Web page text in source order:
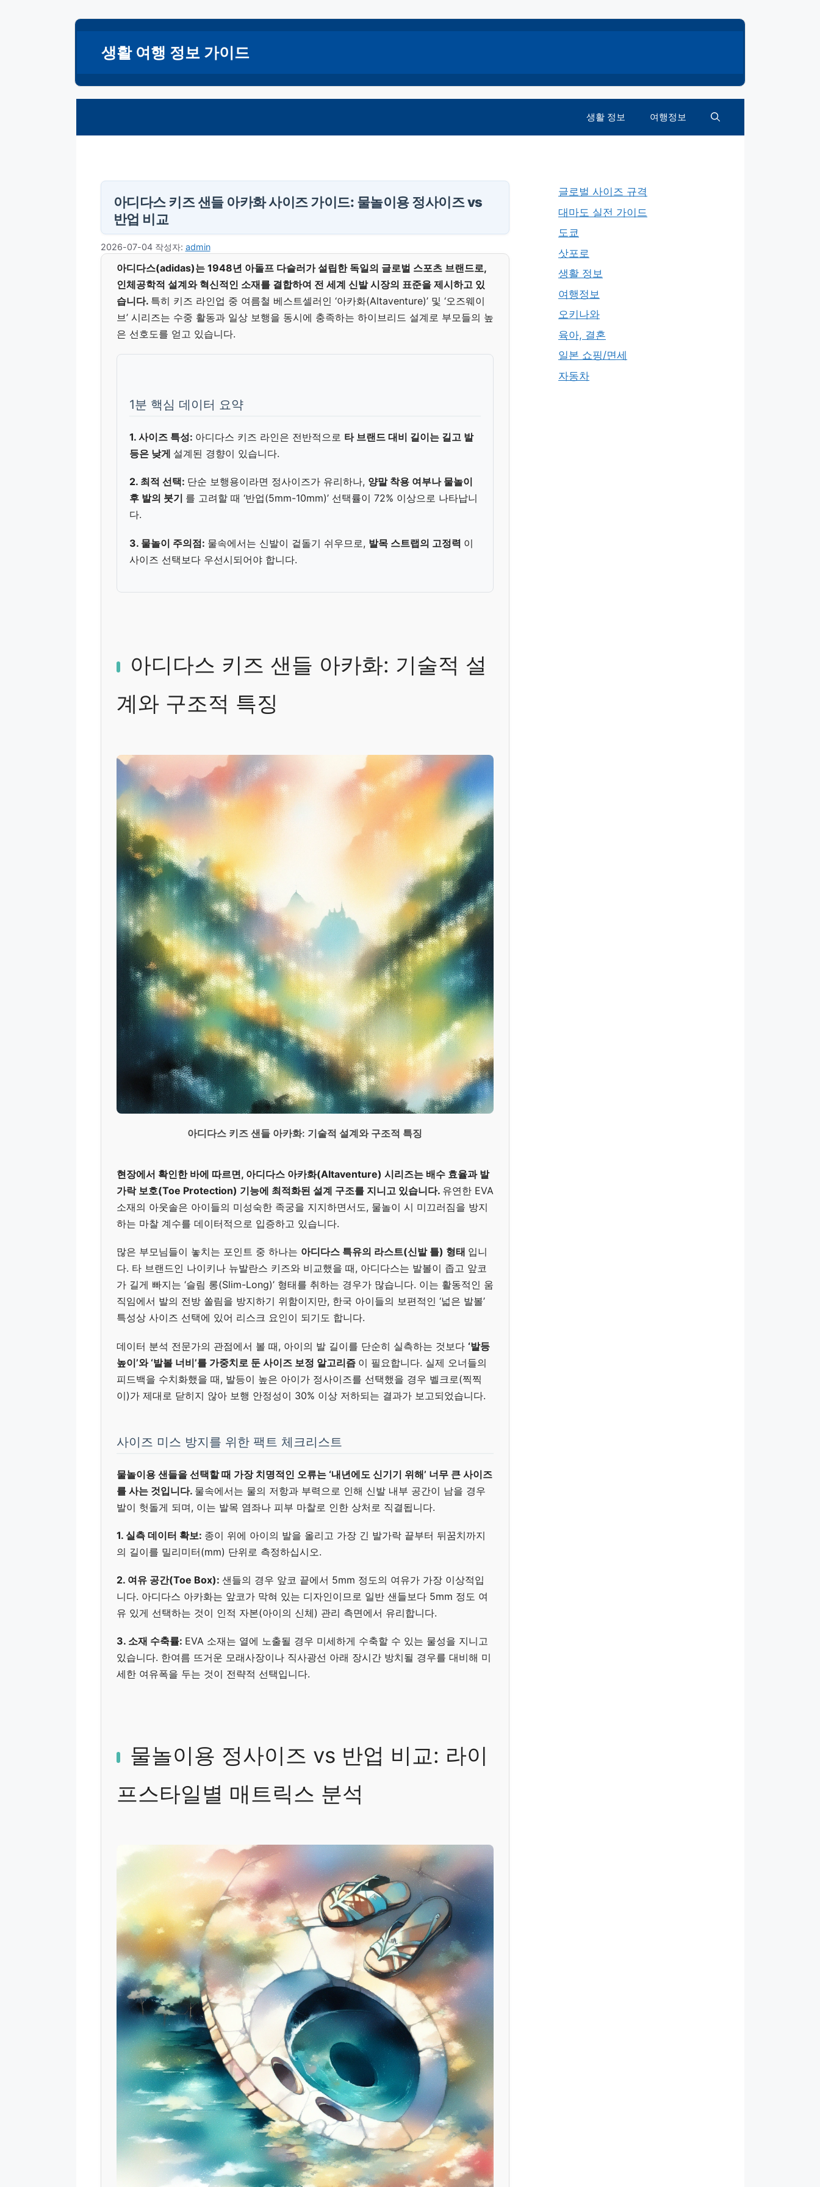
생활 여행 정보 가이드
생활 정보 여행정보
아디다스 키즈 샌들 아카화 사이즈 가이드: 물놀이용 정사이즈 vs
반업 비교
2026-07-04 작성자: admin
아디다스(adidas)는 1948년 아돌프 다슬러가 설립한 독일의 글로벌 스포츠 브랜드로,
인체공학적 설계와 혁신적인 소재를 결합하여 전 세계 신발 시장의 표준을 제시하고 있
습니다. 특히 키즈 라인업 중 여름철 베스트셀러인 ‘아카화(Altaventure)’ 및 ‘오즈웨이
브’ 시리즈는 수중 활동과 일상 보행을 동시에 충족하는 하이브리드 설계로 부모들의 높
은 선호도를 얻고 있습니다.
1분 핵심 데이터 요약
1. 사이즈 특성: 아디다스 키즈 라인은 전반적으로 타 브랜드 대비 길이는 길고 발
등은 낮게 설계된 경향이 있습니다.
2. 최적 선택: 단순 보행용이라면 정사이즈가 유리하나, 양말 착용 여부나 물놀이
후 발의 붓기 를 고려할 때 ‘반업(5mm-10mm)’ 선택률이 72% 이상으로 나타납니
다.
3. 물놀이 주의점: 물속에서는 신발이 겉돌기 쉬우므로, 발목 스트랩의 고정력 이
사이즈 선택보다 우선시되어야 합니다.
아디다스 키즈 샌들 아카화: 기술적 설
계와 구조적 특징
아디다스 키즈 샌들 아카화: 기술적 설계와 구조적 특징
현장에서 확인한 바에 따르면, 아디다스 아카화(Altaventure) 시리즈는 배수 효율과 발
가락 보호(Toe Protection) 기능에 최적화된 설계 구조를 지니고 있습니다. 유연한 EVA
소재의 아웃솔은 아이들의 미성숙한 족궁을 지지하면서도, 물놀이 시 미끄러짐을 방지
하는 마찰 계수를 데이터적으로 입증하고 있습니다.
많은 부모님들이 놓치는 포인트 중 하나는 아디다스 특유의 라스트(신발 틀) 형태 입니
다. 타 브랜드인 나이키나 뉴발란스 키즈와 비교했을 때, 아디다스는 발볼이 좁고 앞코
가 길게 빠지는 ‘슬림 롱(Slim-Long)’ 형태를 취하는 경우가 많습니다. 이는 활동적인 움
직임에서 발의 전방 쏠림을 방지하기 위함이지만, 한국 아이들의 보편적인 ‘넓은 발볼’
특성상 사이즈 선택에 있어 리스크 요인이 되기도 합니다.
데이터 분석 전문가의 관점에서 볼 때, 아이의 발 길이를 단순히 실측하는 것보다 ‘발등
높이’와 ‘발볼 너비’를 가중치로 둔 사이즈 보정 알고리즘 이 필요합니다. 실제 오너들의
피드백을 수치화했을 때, 발등이 높은 아이가 정사이즈를 선택했을 경우 벨크로(찍찍
이)가 제대로 닫히지 않아 보행 안정성이 30% 이상 저하되는 결과가 보고되었습니다.
사이즈 미스 방지를 위한 팩트 체크리스트
물놀이용 샌들을 선택할 때 가장 치명적인 오류는 ‘내년에도 신기기 위해’ 너무 큰 사이즈
를 사는 것입니다. 물속에서는 물의 저항과 부력으로 인해 신발 내부 공간이 남을 경우
발이 헛돌게 되며, 이는 발목 염좌나 피부 마찰로 인한 상처로 직결됩니다.
1. 실측 데이터 확보: 종이 위에 아이의 발을 올리고 가장 긴 발가락 끝부터 뒤꿈치까지
의 길이를 밀리미터(mm) 단위로 측정하십시오.
2. 여유 공간(Toe Box): 샌들의 경우 앞코 끝에서 5mm 정도의 여유가 가장 이상적입
니다. 아디다스 아카화는 앞코가 막혀 있는 디자인이므로 일반 샌들보다 5mm 정도 여
유 있게 선택하는 것이 인적 자본(아이의 신체) 관리 측면에서 유리합니다.
3. 소재 수축률: EVA 소재는 열에 노출될 경우 미세하게 수축할 수 있는 물성을 지니고
있습니다. 한여름 뜨거운 모래사장이나 직사광선 아래 장시간 방치될 경우를 대비해 미
세한 여유폭을 두는 것이 전략적 선택입니다.
물놀이용 정사이즈 vs 반업 비교: 라이
프스타일별 매트릭스 분석
글로벌 사이즈 규격
대마도 실전 가이드
도쿄
삿포로
생활 정보
여행정보
오키나와
육아, 결혼
일본 쇼핑/면세
자동차